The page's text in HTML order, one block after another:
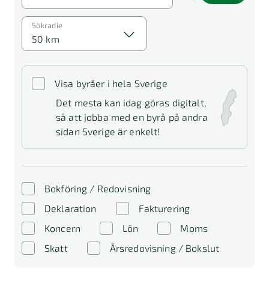
Visa byråer i hela Sverige
Det mesta kan idag göras digitalt,
så att jobba med en byrå på andra
sidan Sverige är enkelt!
Sökradie
50 km
Bokföring / Redovisning
Deklaration
Fakturering
Koncern
Lön
Moms
Skatt
Årsredovisning / Bokslut